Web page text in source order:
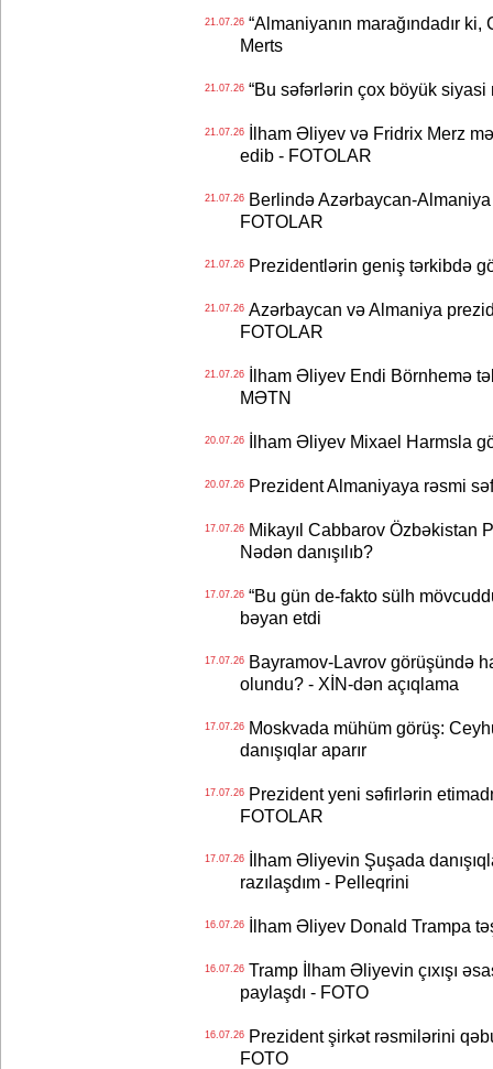
21.07.26“Almaniyanın marağındadır
Merts
21.07.26“Bu səfərlərin çox böyük siyasi
21.07.26İlham Əliyev və Fridrix Merz
edib - FOTOLAR
21.07.26Berlində Azərbaycan-Almaniya
FOTOLAR
21.07.26Prezidentlərin geniş tərkibdə
21.07.26Azərbaycan və Almaniya
FOTOLAR
21.07.26İlham Əliyev Endi Börnhemə
MƏTN
20.07.26İlham Əliyev Mixael Harmsla
20.07.26Prezident Almaniyaya rəsmi
17.07.26Mikayıl Cabbarov Özbəkistan
Nədən danışılıb?
17.07.26“Bu gün de-fakto sülh
bəyan etdi
17.07.26Bayramov-Lavrov görüşündə
olundu? - XİN-dən açıqlama
17.07.26Moskvada mühüm görüş:
danışıqlar aparır
17.07.26Prezident yeni səfirlərin
FOTOLAR
17.07.26İlham Əliyevin Şuşada
razılaşdım - Pelleqrini
16.07.26İlham Əliyev Donald Trampa
16.07.26Tramp İlham Əliyevin çıxışı
paylaşdı - FOTO
16.07.26Prezident şirkət rəsmilərini
FOTO